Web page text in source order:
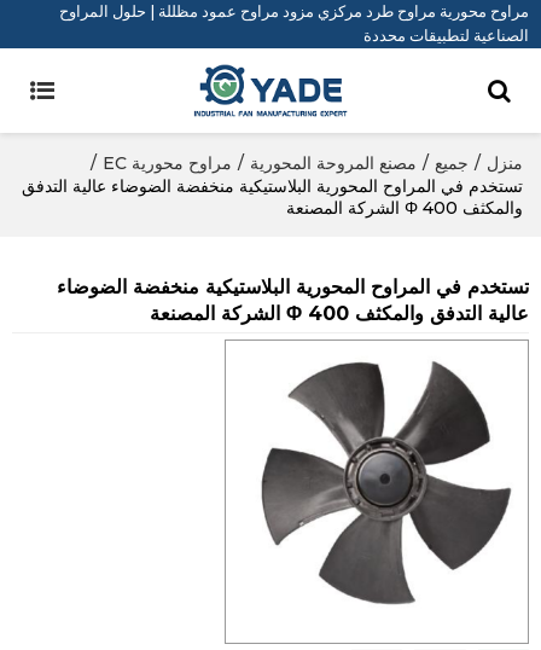
مراوح محورية مراوح طرد مركزي مزود مراوح عمود مظللة | حلول المراوح
الصناعية لتطبيقات محددة
منزل / جميع / مصنع المروحة المحورية / مراوح محورية EC
/
تستخدم في المراوح المحورية البلاستيكية منخفضة الضوضاء عالية التدفق
والمكثف Φ 400 الشركة المصنعة
تستخدم في المراوح المحورية البلاستيكية منخفضة الضوضاء
عالية التدفق والمكثف Φ 400 الشركة المصنعة